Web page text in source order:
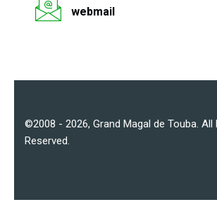
webmail
©2008 - 2026, Grand Magal de Touba. All
Reserved.